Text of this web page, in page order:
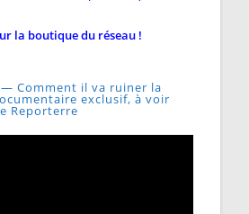
la boutique du réseau !
— Comment il va ruiner la
exclusif, à voir
Reporterre